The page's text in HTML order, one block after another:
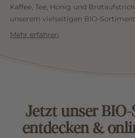
Kaffee, Tee, Honig und
unserem vielseitigen BIO-Sortiment
Mehr erfahren
Jetzt unser
entdecken &